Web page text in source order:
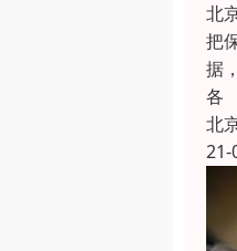
北
把
据
各
北
21-